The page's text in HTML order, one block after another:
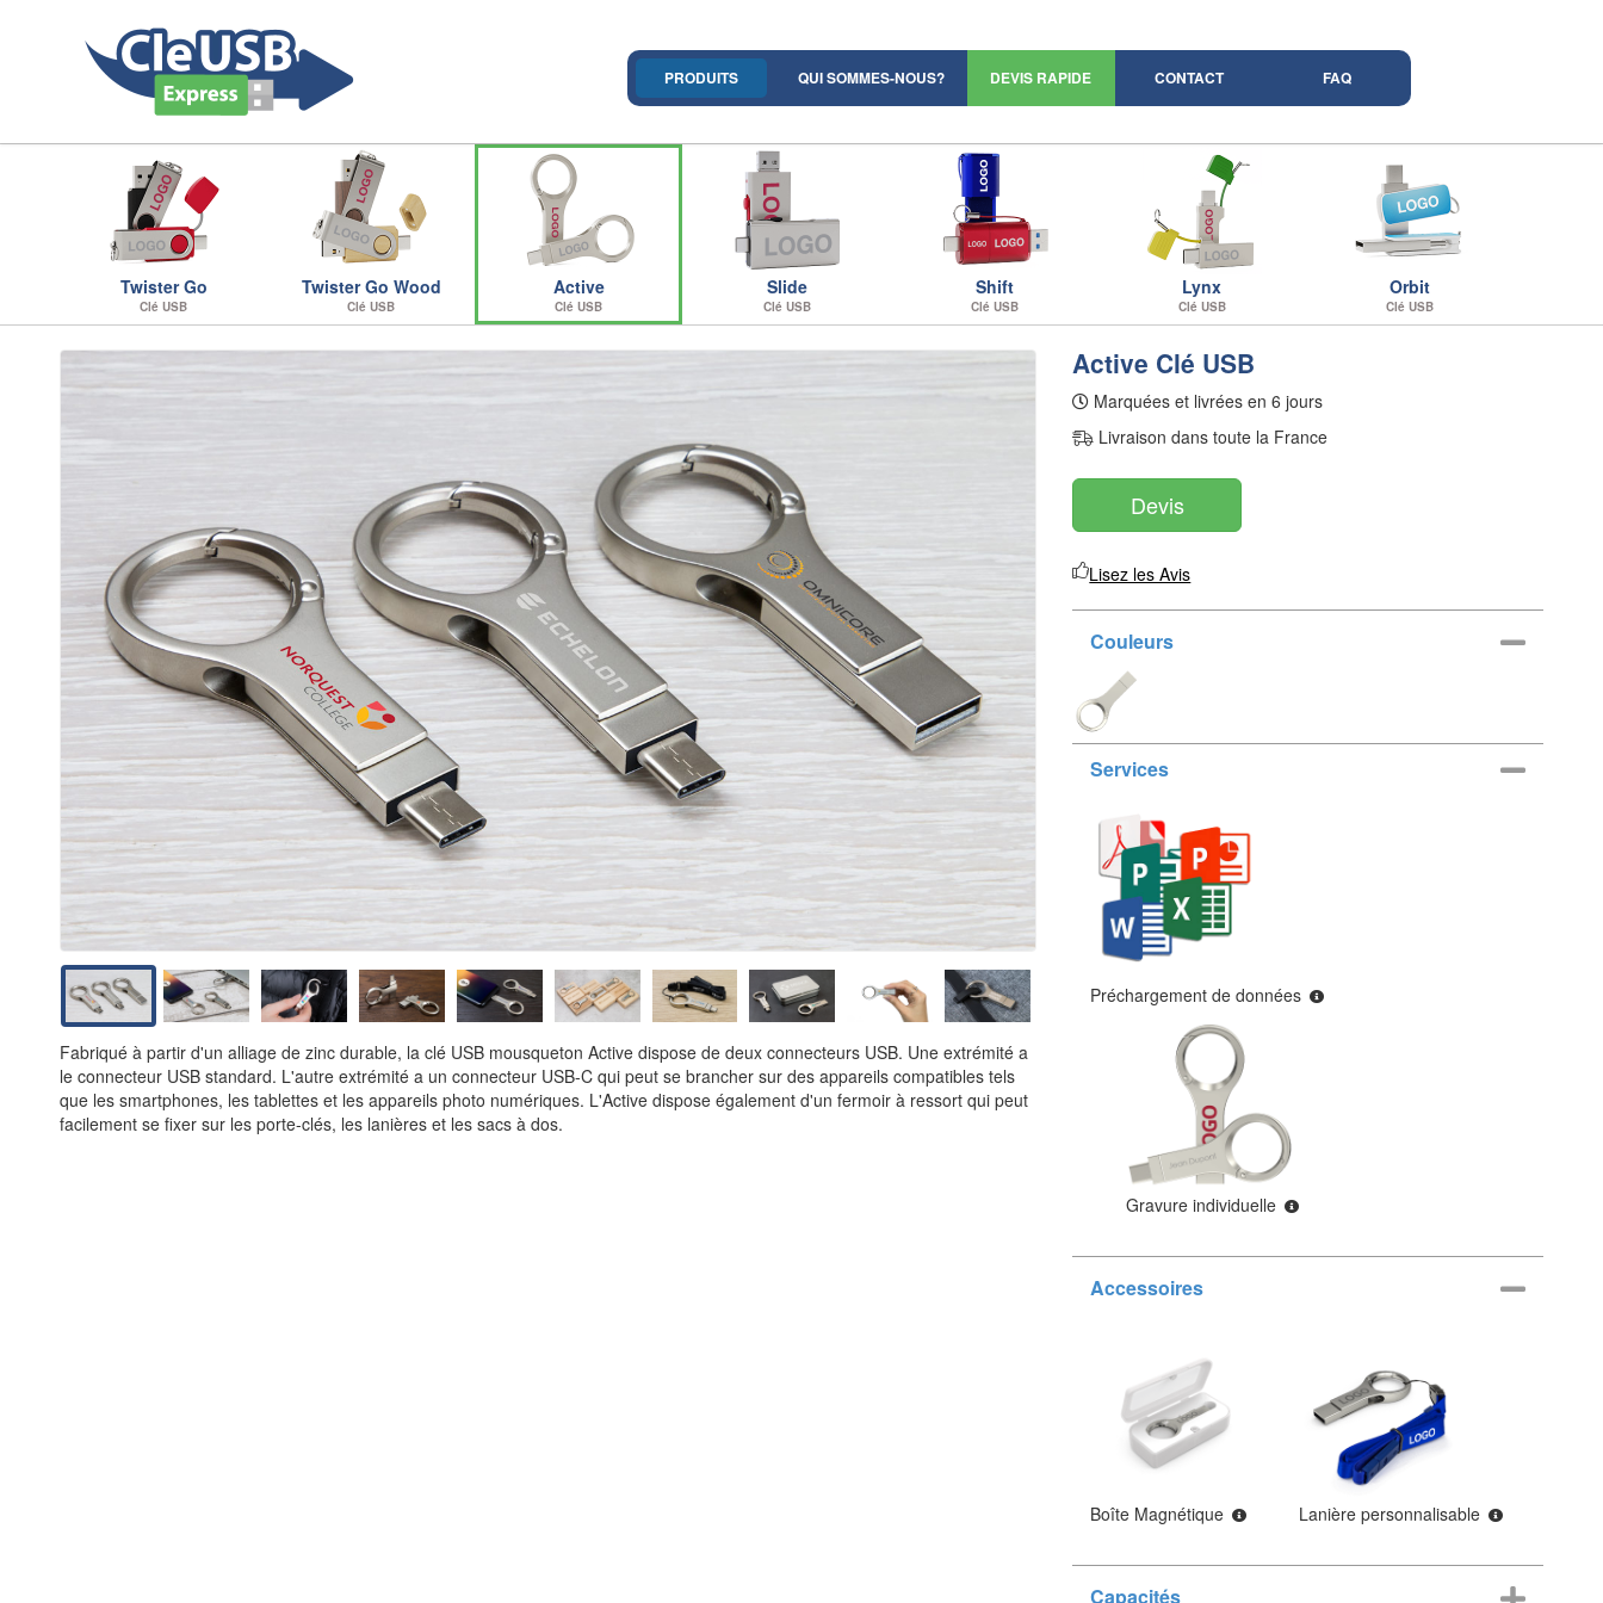
PRODUITS QUI SOMMES-NOUS? DEVIS RAPIDE CONTACT FAQ
Twister Go
Clé USB
Twister Go Wood
Clé USB
Active
Clé USB
Slide
Clé USB
Shift
Clé USB
Lynx
Clé USB
Orbit
Clé USB
Fabriqué à partir d'un alliage de zinc durable, la clé USB mousqueton Active dispose de deux connecteurs USB. Une extrémité a
le connecteur USB standard. L'autre extrémité a un connecteur USB-C qui peut se brancher sur des appareils compatibles tels
que les smartphones, les tablettes et les appareils photo numériques. L'Active dispose également d'un fermoir à ressort qui peut
facilement se fixer sur les porte-clés, les lanières et les sacs à dos.
Active Clé USB
Marquées et livrées en 6 jours
Livraison dans toute la France
Devis
Lisez les Avis
Couleurs
Services
Préchargement de données
Gravure individuelle
Accessoires
Boîte Magnétique Lanière personnalisable
Capacités